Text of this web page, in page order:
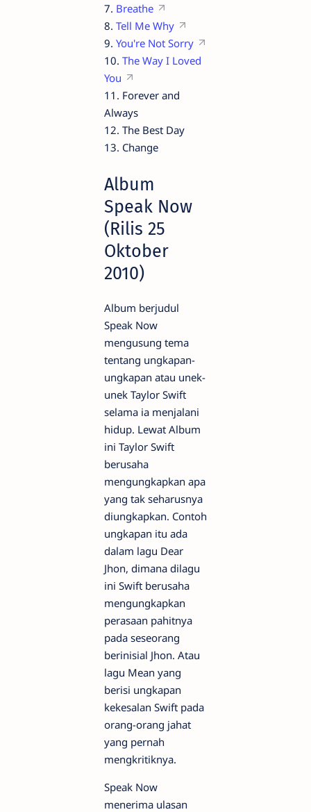
7. Breathe
8. Tell Me Why
9. You're Not Sorry
10. The Way I Loved
You
11. Forever and
Always
12. The Best Day
13. Change
Album
Speak Now
(Rilis 25
Oktober
2010)
Album berjudul
Speak Now
mengusung tema
tentang ungkapan-
ungkapan atau unek-
unek Taylor Swift
selama ia menjalani
hidup. Lewat Album
ini Taylor Swift
berusaha
mengungkapkan apa
yang tak seharusnya
diungkapkan. Contoh
ungkapan itu ada
dalam lagu Dear
Jhon, dimana dilagu
ini Swift berusaha
mengungkapkan
perasaan pahitnya
pada seseorang
berinisial Jhon. Atau
lagu Mean yang
berisi ungkapan
kekesalan Swift pada
orang-orang jahat
yang pernah
mengkritiknya.
Speak Now
menerima ulasan